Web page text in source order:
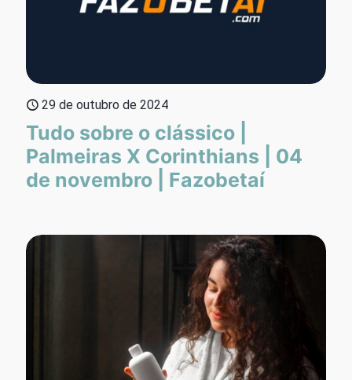
29 de outubro de 2024
Tudo sobre o clássico |
Palmeiras X Corinthians | 04
de novembro | Fazobetaí